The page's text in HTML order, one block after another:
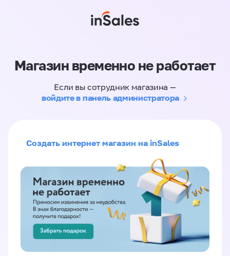
Магазин временно не работает
Если вы сотрудник магазина —
войдите в панель администратора
Создать интернет магазин на inSales